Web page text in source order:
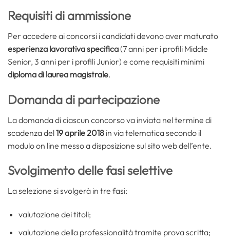
Requisiti di ammissione
Per accedere ai concorsi i candidati devono aver maturato
esperienza lavorativa specifica(7 anni per i profili Middle
Senior, 3 anni per i profili Junior) e come requisiti minimi
diploma di laurea magistrale.
Domanda di partecipazione
La domanda di ciascun concorso va inviata nel termine di
scadenza del19 aprile 2018 in via telematica secondo il
modulo on line messo a disposizione sul sito web dell’ente.
Svolgimento delle fasi selettive
La selezione si svolgerà in tre fasi:
valutazione dei titoli;
valutazione della professionalità tramite prova scritta;